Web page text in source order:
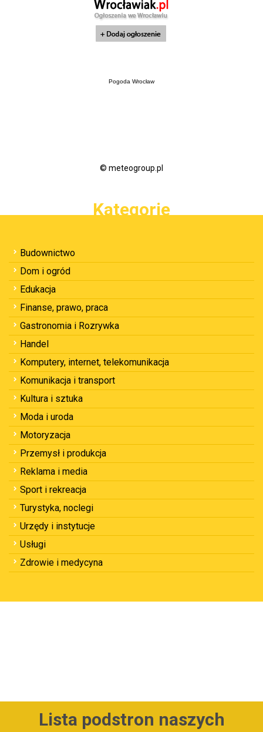
Pogoda Wrocław
© meteogroup.pl
Kategorie
Budownictwo
Dom i ogród
Edukacja
Finanse, prawo, praca
Gastronomia i Rozrywka
Handel
Komputery, internet, telekomunikacja
Komunikacja i transport
Kultura i sztuka
Moda i uroda
Motoryzacja
Przemysł i produkcja
Reklama i media
Sport i rekreacja
Turystyka, noclegi
Urzędy i instytucje
Usługi
Zdrowie i medycyna
Lista podstron naszych